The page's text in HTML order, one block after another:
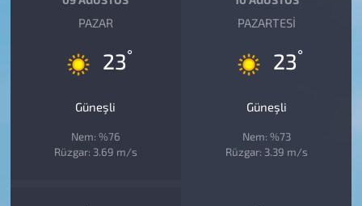
PAZAR
23°
Güneşli
Nem: %76
Rüzgar: 3.69 m/s
PAZARTESI
23°
Güneşli
Nem: %73
Rüzgar: 3.39 m/s